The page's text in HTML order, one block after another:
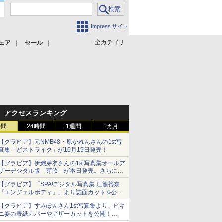
Impress サイト
全カテゴリ
ア セール
アクセスランキング
24時間 1週間 1カ月
グラビア】元NMB48・原かれんさんの1st写
集「どストライク」が10月19日発売！
グラビア】伊織芽衣さんの1st写真集オールア
ーデジタル版「芽吹」が本日発売。さらに露
がパワーアップ！
グラビア】「SPA!デジタル写真集 江籠裕奈
エンジェルボディ』」より誌面カットを公
！
グラビア】すみぽんさん1st写真集より、ビキ
姿の表紙カバーやアザーカットを公開！